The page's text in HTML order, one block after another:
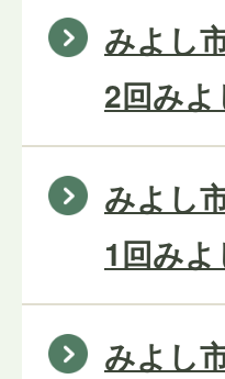
みよし
2回み
みよし
1回み
みよし